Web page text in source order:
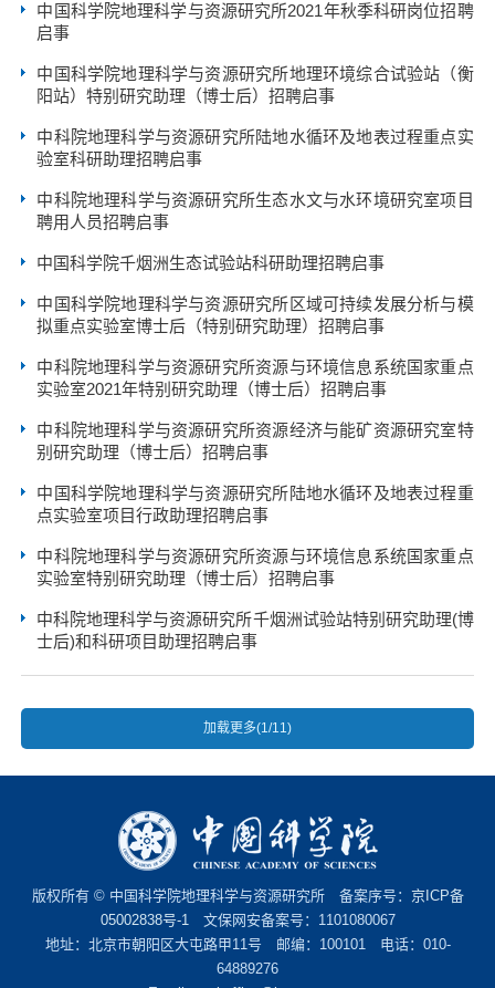
中国科学院地理科学与资源研究所2021年秋季科研岗位招聘
启事
中国科学院地理科学与资源研究所地理环境综合试验站（衡
阳站）特别研究助理（博士后）招聘启事
中科院地理科学与资源研究所陆地水循环及地表过程重点实
验室科研助理招聘启事
中科院地理科学与资源研究所生态水文与水环境研究室项目
聘用人员招聘启事
中国科学院千烟洲生态试验站科研助理招聘启事
中国科学院地理科学与资源研究所区域可持续发展分析与模
拟重点实验室博士后（特别研究助理）招聘启事
中科院地理科学与资源研究所资源与环境信息系统国家重点
实验室2021年特别研究助理（博士后）招聘启事
中科院地理科学与资源研究所资源经济与能矿资源研究室特
别研究助理（博士后）招聘启事
中国科学院地理科学与资源研究所陆地水循环及地表过程重
点实验室项目行政助理招聘启事
中科院地理科学与资源研究所资源与环境信息系统国家重点
实验室特别研究助理（博士后）招聘启事
中科院地理科学与资源研究所千烟洲试验站特别研究助理(博
士后)和科研项目助理招聘启事
加载更多(1/11)
版权所有 © 中国科学院地理科学与资源研究所 备案序号： 京ICP备
05002838号-1文保网安备案号：1101080067
地址：北京市朝阳区大屯路甲11号 邮编：100101 电话：010-
64889276